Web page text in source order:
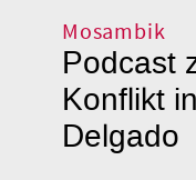
Mosambik
Podcast
Konflikt
Delgado